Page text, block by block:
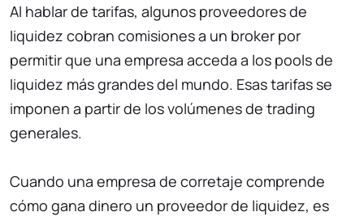
Al hablar de tarifas, algunos proveedores de
liquidez cobran comisiones a un broker por
permitir que una empresa acceda a los pools de
liquidez más grandes del mundo. Esas tarifas se
imponen a partir de los volúmenes de trading
generales.
Cuando una empresa de corretaje comprende
cómo gana dinero un proveedor de liquidez, es